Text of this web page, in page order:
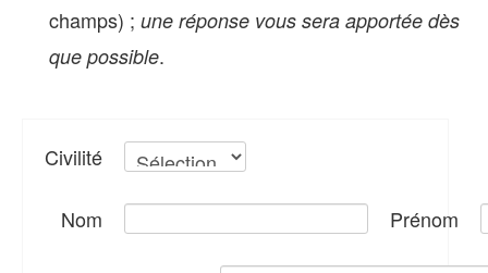
champs) ; une réponse vous sera apportée dès
que possible.
Civilité
Nom Prénom